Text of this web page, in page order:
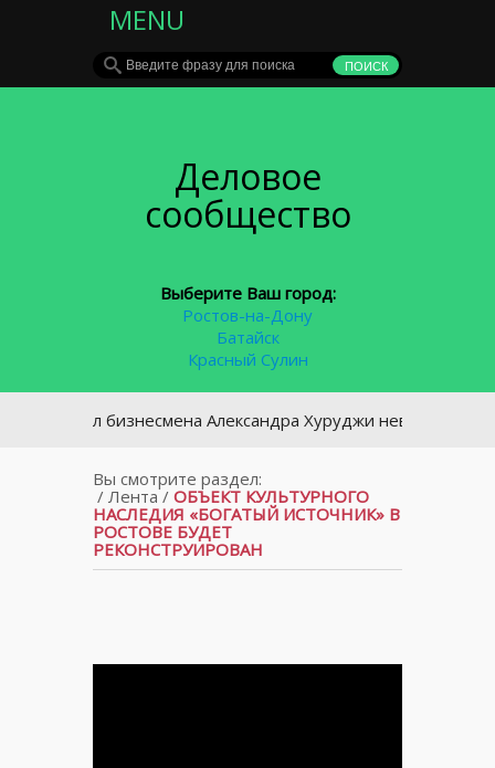
MENU
Деловое
сообщество
Выберите Ваш город:
Ростов-на-Дону
Батайск
Красный Сулин
бизнесмена Александра Хуруджи невиновным
Вы смотрите раздел:
/ Лента/ ОБЪЕКТ КУЛЬТУРНОГО
НАСЛЕДИЯ «БОГАТЫЙ ИСТОЧНИК» В
РОСТОВЕ БУДЕТ
РЕКОНСТРУИРОВАН